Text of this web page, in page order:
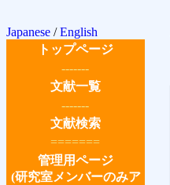
Japanese /English
トップページ
-------
文献一覧
-------
文献検索
=======
管理用ページ
(研究室メンバーのみア